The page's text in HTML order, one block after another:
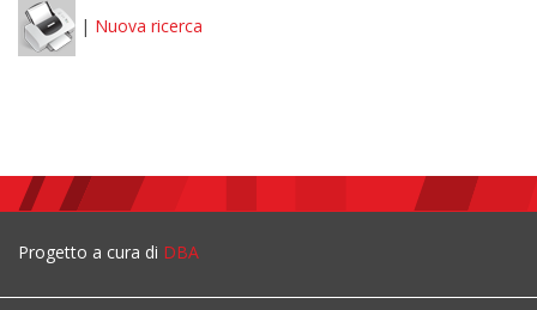
| Nuova ricerca
Progetto a cura di DBA